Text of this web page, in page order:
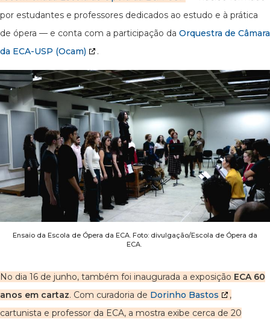
por estudantes e professores dedicados ao estudo e à prática
de ópera — e conta com a participação da Orquestra de Câmara
da ECA-USP (Ocam)
.
Ensaio da Escola de Ópera da ECA. Foto: divulgação/Escola de Ópera da
ECA.
No dia 16 de junho, também foi inaugurada a exposição ECA 60
anos em cartaz. Com curadoria de Dorinho Bastos
,
cartunista e professor da ECA, a mostra exibe cerca de 20